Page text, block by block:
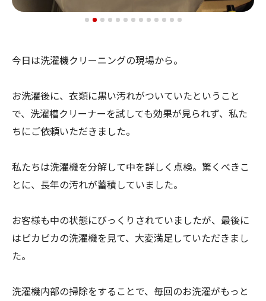
今日は洗濯機クリーニングの現場から。
お洗濯後に、衣類に黒い汚れがついていたということ
で、洗濯槽クリーナーを試しても効果が見られず、私た
ちにご依頼いただきました。
私たちは洗濯機を分解して中を詳しく点検。驚くべきこ
とに、長年の汚れが蓄積していました。
お客様も中の状態にびっくりされていましたが、最後に
はピカピカの洗濯機を見て、大変満足していただきまし
た。
洗濯機内部の掃除をすることで、毎回のお洗濯がもっと